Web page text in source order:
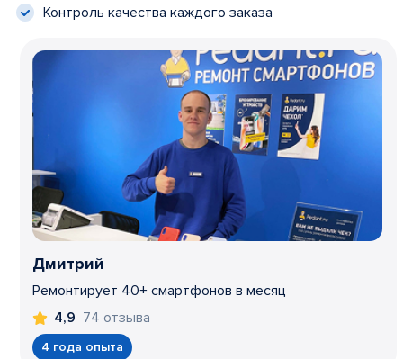
Контроль качества каждого заказа
Дмитрий
Ремонтирует 40+ смартфонов в месяц
4,9 74 отзыва
4 года опыта